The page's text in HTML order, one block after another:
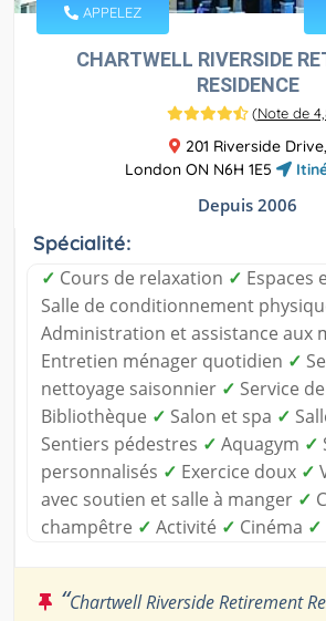
APPELEZ
CHARTWELL RIVERSIDE
RESIDENCE
(Note de
201 Riverside Drive,
London ON N6H 1E5
Depuis 2006
Spécialité:
✓ Cours de relaxation ✓ Espaces
Salle de conditionnement
Administration et assistance aux
Entretien ménager quotidien ✓
nettoyage saisonnier ✓ Service
Bibliothèque ✓ Salon et spa ✓
Sentiers pédestres ✓ Aquagym ✓
personnalisés ✓ Exercice doux ✓
avec soutien et salle à manger ✓
champêtre ✓ Activité ✓ Cinéma ✓
“Chartwell Riverside Retirement